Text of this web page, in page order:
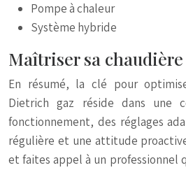
Pompe à chaleur
Système hybride
Maîtriser sa
En résumé, la clé pour
Dietrich gaz réside dans une
fonctionnement, des réglages
régulière et une attitude
et faites appel à un professionnel